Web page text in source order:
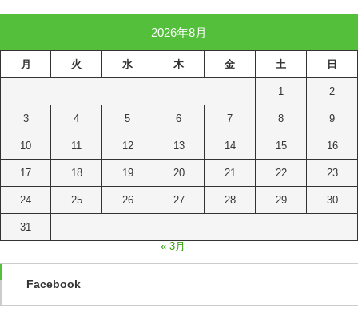
2026年8月
月 火 水 木 金 土 日
1 2
3 4 5 6 7 8 9
10 11 12 13 14 15 16
17 18 19 20 21 22 23
24 25 26 27 28 29 30
31
« 3月
Facebook